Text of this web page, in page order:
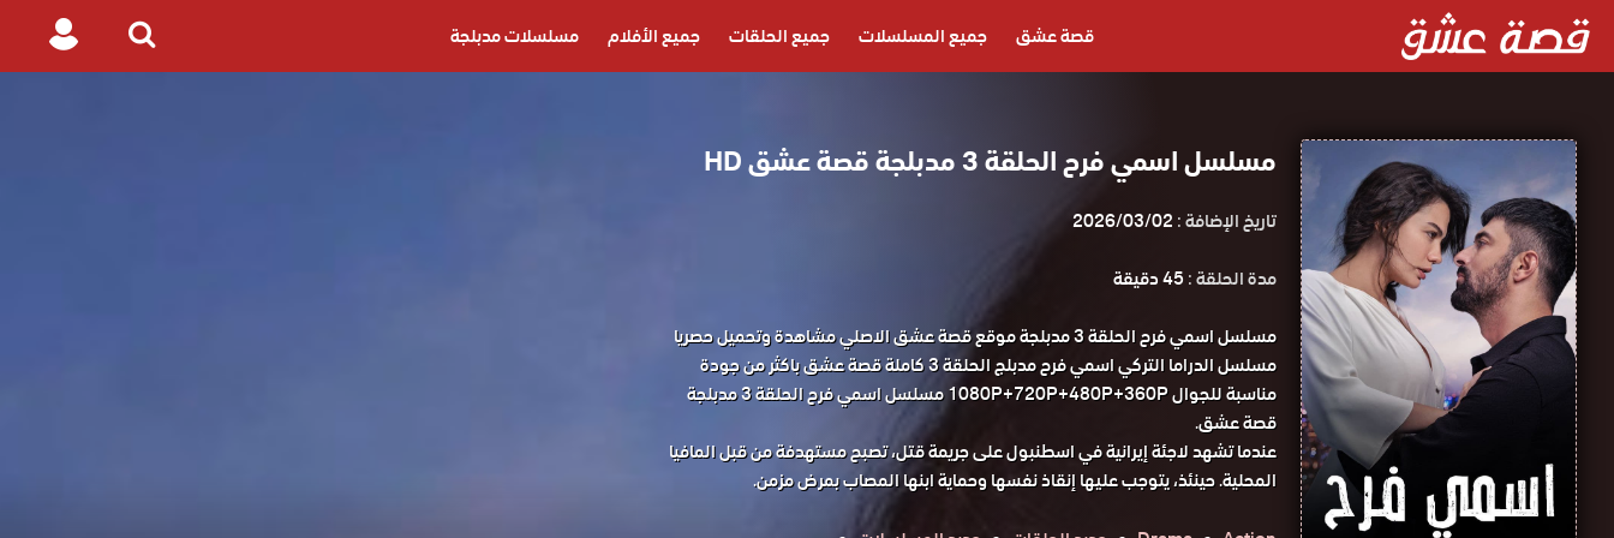
قصة عشق جميع المسلسلات جميع الحلقات جميع الأفلام مسلسلات مدبلجة
Search
Login
مسلسل اسمي فرح الحلقة 3 مدبلجة قصة عشق HD
تاريخ الإضافة :2026/03/02
مدة الحلقة :45 دقيقة
مسلسل اسمي فرح الحلقة 3 مدبلجة موقع قصة عشق الاصلي مشاهدة وتحميل حصريا
مسلسل الدراما التركي اسمي فرح مدبلج الحلقة 3 كاملة قصة عشق باكثر من جودة
مناسبة للجوال 1080P+720P+480P+360P مسلسل اسمي فرح الحلقة 3 مدبلجة
قصة عشق.
عندما تشهد لاجئة إيرانية في اسطنبول على جريمة قتل، تصبح مستهدفة من قبل المافيا
المحلية. حينئذ، يتوجب عليها إنقاذ نفسها وحماية ابنها المصاب بمرض مزمن.